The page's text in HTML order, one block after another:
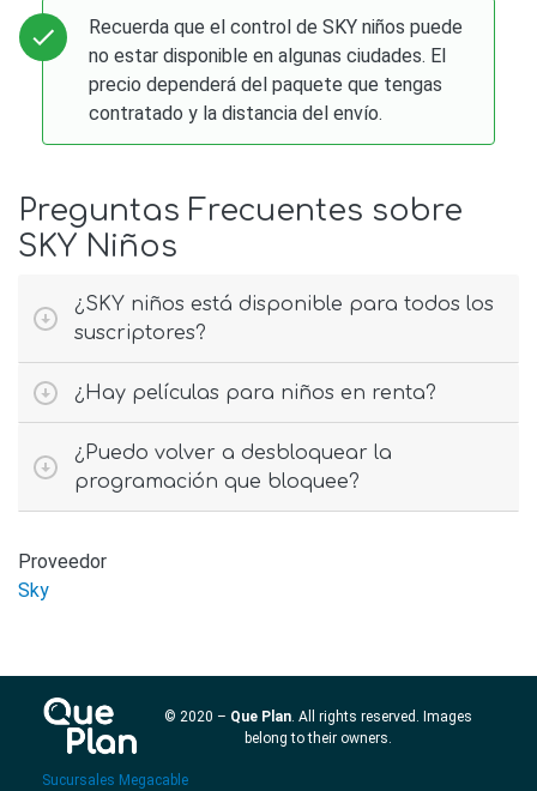
Recuerda que el control de SKY niños puede
no estar disponible en algunas ciudades. El
precio dependerá del paquete que tengas
contratado y la distancia del envío.
Preguntas Frecuentes sobre
SKY Niños
¿SKY niños está disponible para todos los
suscriptores?
¿Hay películas para niños en renta?
¿Puedo volver a desbloquear la
programación que bloquee?
Proveedor
Sky
© 2020 – Que Plan. All rights reserved. Images
belong to their owners.
Sucursales Megacable